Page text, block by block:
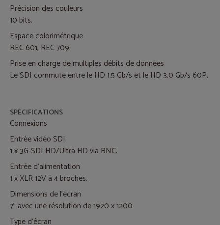
Précision des couleurs
10 bits.
Espace colorimétrique
REC 601, REC 709.
Prise en charge de multiples débits de données
Le SDI commute entre le HD 1.5 Gb/s et le HD 3.0 Gb/s 60P.
SPÉCIFICATIONS
Connexions
Entrée vidéo SDI
1 x 3G-SDI HD/Ultra HD via BNC.
Entrée d'alimentation
1 x XLR 12V à 4 broches.
Dimensions de l'écran
7” avec une résolution de 1920 x 1200
Type d'écran